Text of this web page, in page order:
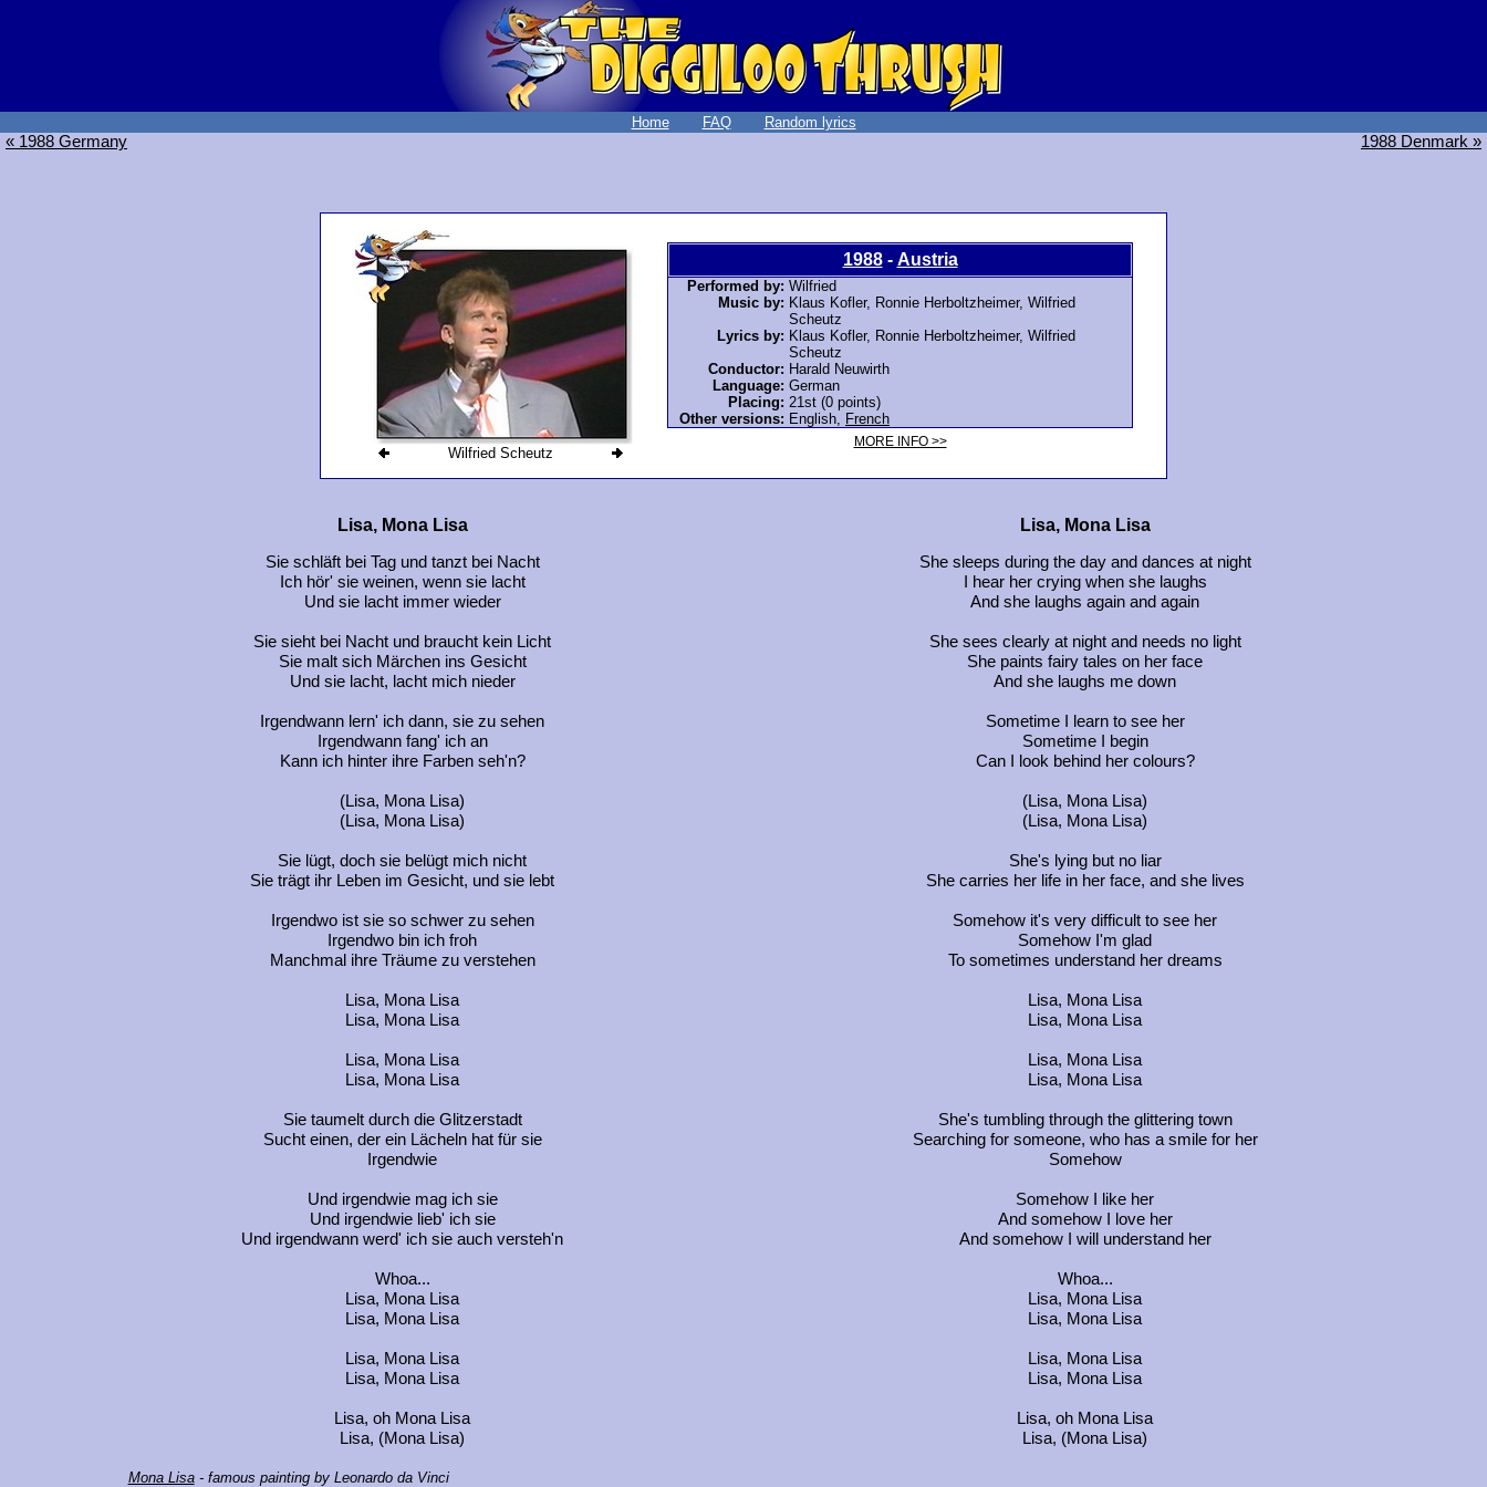
Home FAQ Random lyrics
« 1988 Germany 1988 Denmark »
Wilfried Scheutz
1988- Austria
Performed by: Wilfried
Music by: Klaus Kofler, Ronnie Herboltzheimer, Wilfried
Scheutz
Lyrics by: Klaus Kofler, Ronnie Herboltzheimer, Wilfried
Scheutz
Conductor: Harald Neuwirth
Language: German
Placing: 21st (0 points)
Other versions: English French
MORE INFO >>
Lisa, Mona Lisa Lisa, Mona Lisa
Sie schläft bei Tag und tanzt bei Nacht
She sleeps during the day and dances at night
Ich hör' sie weinen, wenn sie lacht
I hear her crying when she laughs
Und sie lacht immer wieder
And she laughs again and again
Sie sieht bei Nacht und braucht kein Licht
She sees clearly at night and needs no light
Sie malt sich Märchen ins Gesicht
She paints fairy tales on her face
Und sie lacht, lacht mich nieder
And she laughs me down
Irgendwann lern' ich dann, sie zu sehen
Sometime I learn to see her
Irgendwann fang' ich an
Sometime I begin
Kann ich hinter ihre Farben seh'n?
Can I look behind her colours?
(Lisa, Mona Lisa)
(Lisa, Mona Lisa)
(Lisa, Mona Lisa)
(Lisa, Mona Lisa)
Sie lügt, doch sie belügt mich nicht
She's lying but no liar
Sie trägt ihr Leben im Gesicht, und sie lebt
She carries her life in her face, and she lives
Irgendwo ist sie so schwer zu sehen
Somehow it's very difficult to see her
Irgendwo bin ich froh
Somehow I'm glad
Manchmal ihre Träume zu verstehen
To sometimes understand her dreams
Lisa, Mona Lisa
Lisa, Mona Lisa
Lisa, Mona Lisa
Lisa, Mona Lisa
Lisa, Mona Lisa
Lisa, Mona Lisa
Lisa, Mona Lisa
Lisa, Mona Lisa
Sie taumelt durch die Glitzerstadt
She's tumbling through the glittering town
Sucht einen, der ein Lächeln hat für sie
Searching for someone, who has a smile for her
Irgendwie
Somehow
Und irgendwie mag ich sie
Somehow I like her
Und irgendwie lieb' ich sie
And somehow I love her
Und irgendwann werd' ich sie auch versteh'n
And somehow I will understand her
Whoa...
Whoa...
Lisa, Mona Lisa
Lisa, Mona Lisa
Lisa, Mona Lisa
Lisa, Mona Lisa
Lisa, Mona Lisa
Lisa, Mona Lisa
Lisa, Mona Lisa
Lisa, Mona Lisa
Lisa, oh Mona Lisa
Lisa, oh Mona Lisa
Lisa, (Mona Lisa)
Lisa, (Mona Lisa)
Mona Lisa- famous painting by Leonardo da Vinci